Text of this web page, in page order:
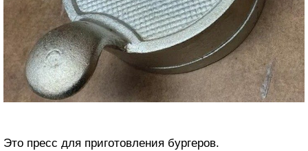
Это пресс для приготовления бургеров.